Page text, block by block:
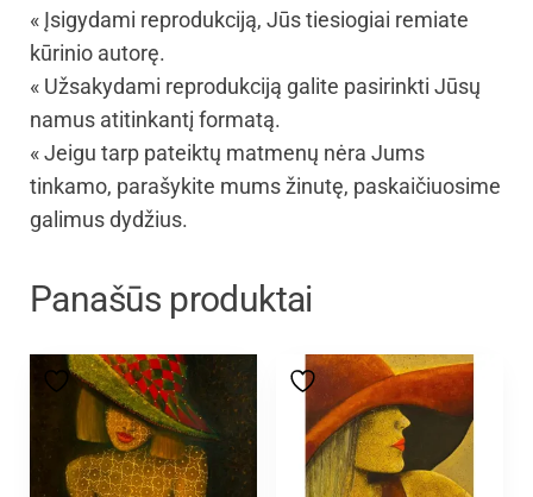
« Įsigydami reprodukciją, Jūs tiesiogiai remiate
kūrinio autorę.
« Užsakydami reprodukciją galite pasirinkti Jūsų
namus atitinkantį formatą.
« Jeigu tarp pateiktų matmenų nėra Jums
tinkamo, parašykite mums žinutę, paskaičiuosime
galimus dydžius.
Panašūs produktai